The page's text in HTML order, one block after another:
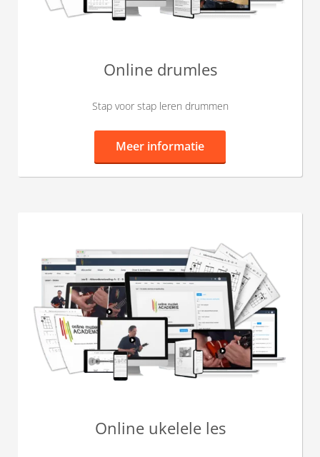
Online drumles
Stap voor stap leren drummen
Meer informatie
Online ukelele les